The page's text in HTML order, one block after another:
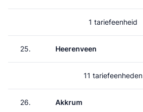
1 tariefeenheid
25. Heerenveen
11 tariefeenheden
26. Akkrum